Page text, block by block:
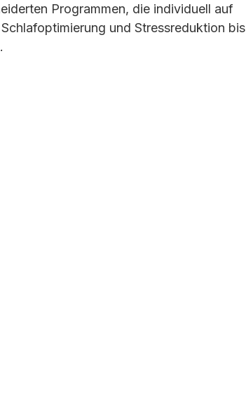
Programmen, die individuell auf
und Stressreduktion bis